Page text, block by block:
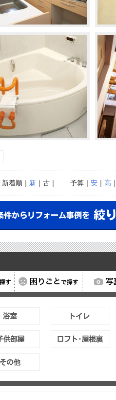
予算｜ 安｜ 高 ｜
新着順｜ 新｜古｜